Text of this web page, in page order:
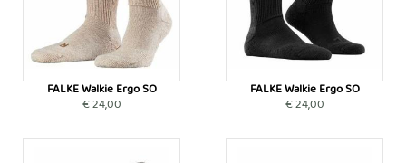
FALKE Walkie Ergo SO
€ 24,00
FALKE Walkie Ergo SO
€ 24,00